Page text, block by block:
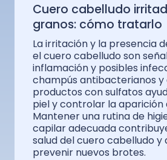
Cuero cabelludo
granos: cómo tratarlo
La irritación y la presencia
el cuero cabelludo son
inflamación y posibles
champús antibacterianos
productos con sulfatos
piel y controlar la aparición
Mantener una rutina de
capilar adecuada
salud del cuero cabelludo y
prevenir nuevos brotes.